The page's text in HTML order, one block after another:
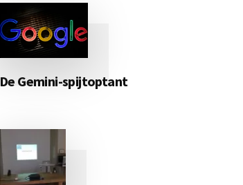
De Gemini-spijtoptant